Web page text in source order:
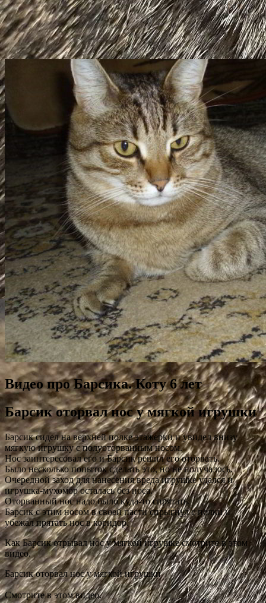
Видео про Барсика. Коту 6 лет
Барсик оторвал нос у мягкой игрушки
Барсик сидел на верхней полке этажерки и увидел внизу
мягкую игрушку с полуоторванным носом.
Нос заинтересовал его и Барсик решил его оторвать.
Было несколько попыток сделать это, но не получалось.
Очередной заход для нанесения вреда игрушке удался и
игрушка-мухомор осталась без носа.
Оторванный нос надо было куда-то спрятать.
Барсик с этим носом в своей пасти спрыгнул с полки и
убежал прятать нос в коридор.
Как Барсик отрывал нос у мягкой игрушке смотрите в этом
видео.
Барсик оторвал нос у мягкой игрушки
Cмотрите в этом видео.